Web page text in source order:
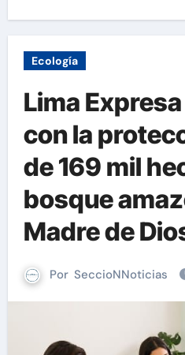
Ecología
Lima
con la
de 169 mil
bosque
Madre de
Por SeccioNNoticias